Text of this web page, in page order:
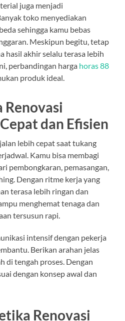
juga menjadi
toko menyediakan
sehingga kamu bebas
Meskipun begitu, tetap
hasil akhir selalu terasa lebih
perbandingan harga horas 88
produk ideal.
dan Efisien
lebih cepat saat tukang
Kamu bisa membagi
pembongkaran, pemasangan,
Dengan ritme kerja yang
terasa lebih ringan dan
menghemat tenaga dan
tersusun rapi.
intensif dengan pekerja
Berikan arahan jelas
di tengah proses. Dengan
dengan konsep awal dan
Renovasi